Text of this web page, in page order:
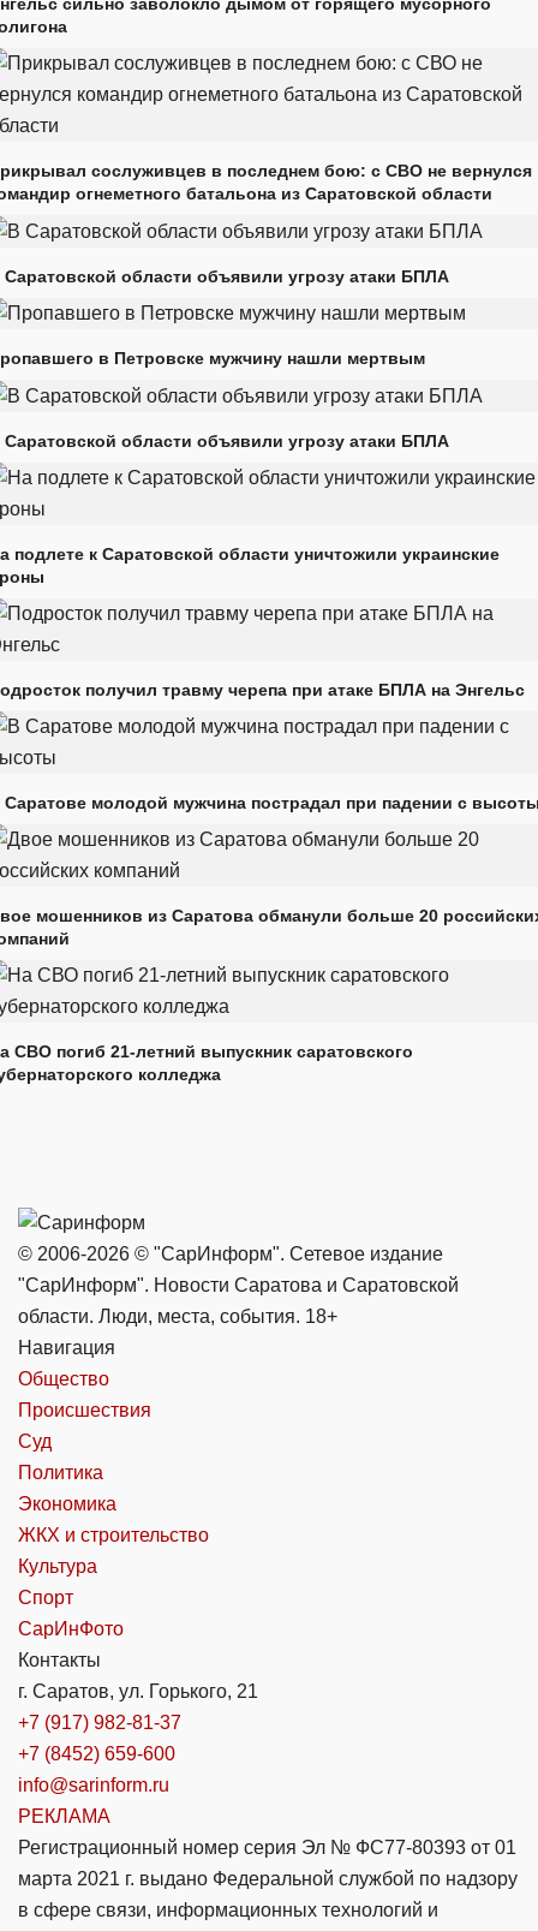
сослуживцев в последнем бою: с СВО не вернулся
огнеметного батальона из Саратовской области
Саратовской области объявили угрозу атаки БПЛА
в Петровске мужчину нашли мертвым
Саратовской области объявили угрозу атаки БПЛА
подлете к Саратовской области уничтожили украинские
получил травму черепа при атаке БПЛА на Энгельс
Саратове молодой мужчина пострадал при падении с
мошенников из Саратова обманули больше 20
СВО погиб 21-летний выпускник саратовского
колледжа
© 2006-2026 © "СарИнформ". Сетевое издание
"СарИнформ". Новости Саратова и Саратовской
области. Люди, места, события. 18+
Навигация
Общество
Происшествия
Суд
Политика
Экономика
ЖКХ и строительство
Культура
Спорт
СарИнФото
Контакты
г. Саратов, ул. Горького, 21
+7 (917) 982-81-37
+7 (8452) 659-600
info@sarinform.ru
РЕКЛАМА
Регистрационный номер серия Эл № ФС77-80393 от 01
марта 2021 г. выдано Федеральной службой по надзору
в сфере связи, информационных технологий и